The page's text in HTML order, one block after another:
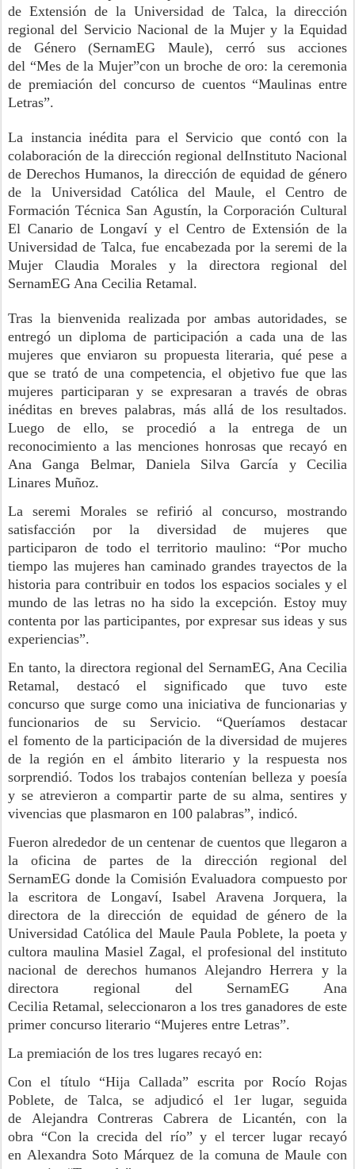
de Extensión de la Universidad de Talca, la dirección
regionaldel Servicio Nacional de la Mujer y la Equidad
de Género (SernamEG Maule), cerró sus acciones
del “Mes de la Mujer”con un broche de oro: la ceremonia
de premiación del concurso de cuentos “Maulinas entre
Letras”.
La instanciainédita para el Servicio que contó con la
colaboraciónde la dirección regional delInstituto Nacional
de Derechos Humanos, la dirección de equidad de género
de la Universidad Católica del Maule, el Centro de
Formación Técnica San Agustín, la Corporación Cultural
El CanariodeLongaví y el Centro de Extensión de la
Universidad de Talca,fue encabezada por la seremi de la
Mujer Claudia Morales y la directora regional del
SernamEG Ana Cecilia Retamal.
Tras la bienvenida realizada por ambas autoridades, se
entregó un diploma de participación a cada una de las
mujeres que enviaron su propuesta literaria, qué pese a
que se tratóde una competencia, el objetivo fue que las
mujeres participaran y se expresaran a través de obras
inéditas en breves palabras, más allá de los resultados.
Luego de ello, se procedió a la entrega de un
reconocimiento a las menciones honrosas que recayó en
Ana Ganga Belmar, Daniela Silva García y Cecilia
Linares Muñoz.
La seremi Moralesse refirió al concurso, mostrando
satisfacción por la diversidad de mujeres que
participaron de todo el territorio maulino: “Por mucho
tiempo las mujeres han caminado grandes trayectos de la
historia para contribuir en todos los espacios sociales y el
mundo de las letras no ha sido la excepción. Estoy muy
contenta por las participantes, porexpresar sus ideas y sus
experiencias”.
En tanto, la directora regional del SernamEG, Ana Cecilia
Retamal, destacó el significado que tuvo este
concursoque surge como una iniciativa de funcionarias y
funcionarios de su Servicio. “Queríamos destacar
el fomento de la participación de la diversidad de mujeres
de la región en el ámbito literario y la respuesta nos
sorprendió. Todos los trabajos contenían belleza y poesía
y se atrevieron a compartir parte de su alma, sentires y
vivencias que plasmaron en 100 palabras”, indicó.
Fueron alrededor de un centenar de cuentos que llegaron a
la oficina de partes de la dirección regional del
SernamEG donde laComisión Evaluadora compuesto por
la escritora de Longaví, Isabel Aravena Jorquera, la
directora de la dirección de equidad de género de la
Universidad Católica del Maule Paula Poblete, la poeta y
cultora maulinaMasiel Zagal, el profesional del instituto
nacional de derechos humanos Alejandro Herrera y la
directora regional del SernamEG Ana
Cecilia Retamal, seleccionaron a los tres ganadores de este
primer concurso literario “Mujeres entre Letras”.
La premiación de los tres lugares recayó en:
Con el título “Hija Callada”escrita por Rocío Rojas
Poblete, de Talca,se adjudicó el 1er lugar, seguida
de Alejandra Contreras Cabrera de Licantén,con la
obra “Con la crecida del río” y el tercer lugar recayó
en Alexandra Soto Márquez de la comuna de Maule con